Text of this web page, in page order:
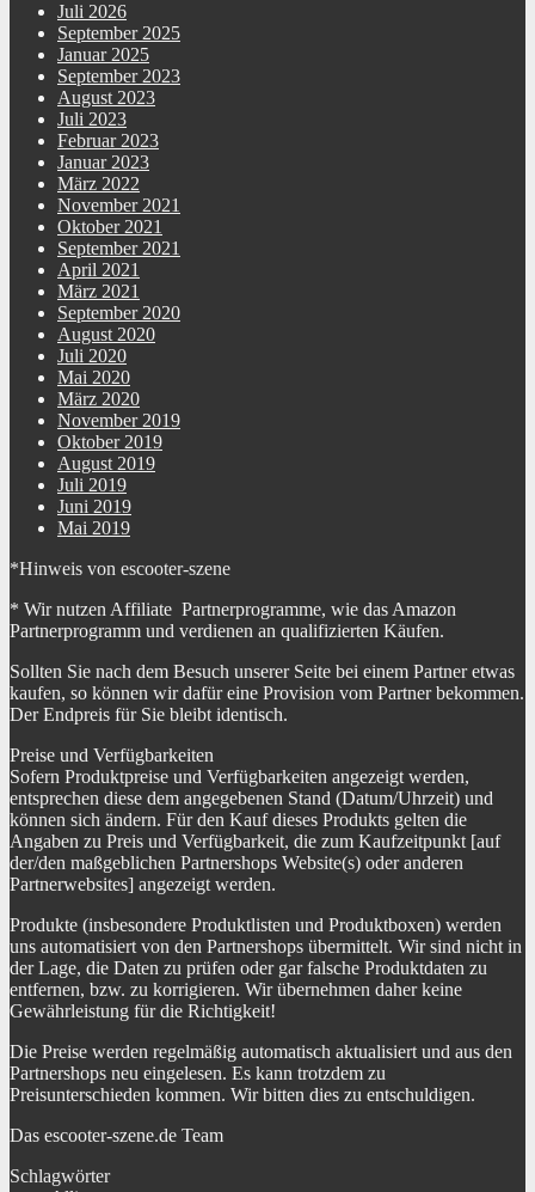
Juli 2026
September 2025
Januar 2025
September 2023
August 2023
Juli 2023
Februar 2023
Januar 2023
März 2022
November 2021
Oktober 2021
September 2021
April 2021
März 2021
September 2020
August 2020
Juli 2020
Mai 2020
März 2020
November 2019
Oktober 2019
August 2019
Juli 2019
Juni 2019
Mai 2019
*Hinweis von escooter-szene
* Wir nutzen Affiliate Partnerprogramme, wie das Amazon
Partnerprogramm und verdienen an qualifizierten Käufen.
Sollten Sie nach dem Besuch unserer Seite bei einem Partner etwas
kaufen, so können wir dafür eine Provision vom Partner bekommen.
Der Endpreis für Sie bleibt identisch.
Preise und Verfügbarkeiten
Sofern Produktpreise und Verfügbarkeiten angezeigt werden,
entsprechen diese dem angegebenen Stand (Datum/Uhrzeit) und
können sich ändern. Für den Kauf dieses Produkts gelten die
Angaben zu Preis und Verfügbarkeit, die zum Kaufzeitpunkt [auf
der/den maßgeblichen Partnershops Website(s) oder anderen
Partnerwebsites] angezeigt werden.
Produkte (insbesondere Produktlisten und Produktboxen) werden
uns automatisiert von den Partnershops übermittelt. Wir sind nicht in
der Lage, die Daten zu prüfen oder gar falsche Produktdaten zu
entfernen, bzw. zu korrigieren. Wir übernehmen daher keine
Gewährleistung für die Richtigkeit!
Die Preise werden regelmäßig automatisch aktualisiert und aus den
Partnershops neu eingelesen. Es kann trotzdem zu
Preisunterschieden kommen. Wir bitten dies zu entschuldigen.
Das escooter-szene.de Team
Schlagwörter